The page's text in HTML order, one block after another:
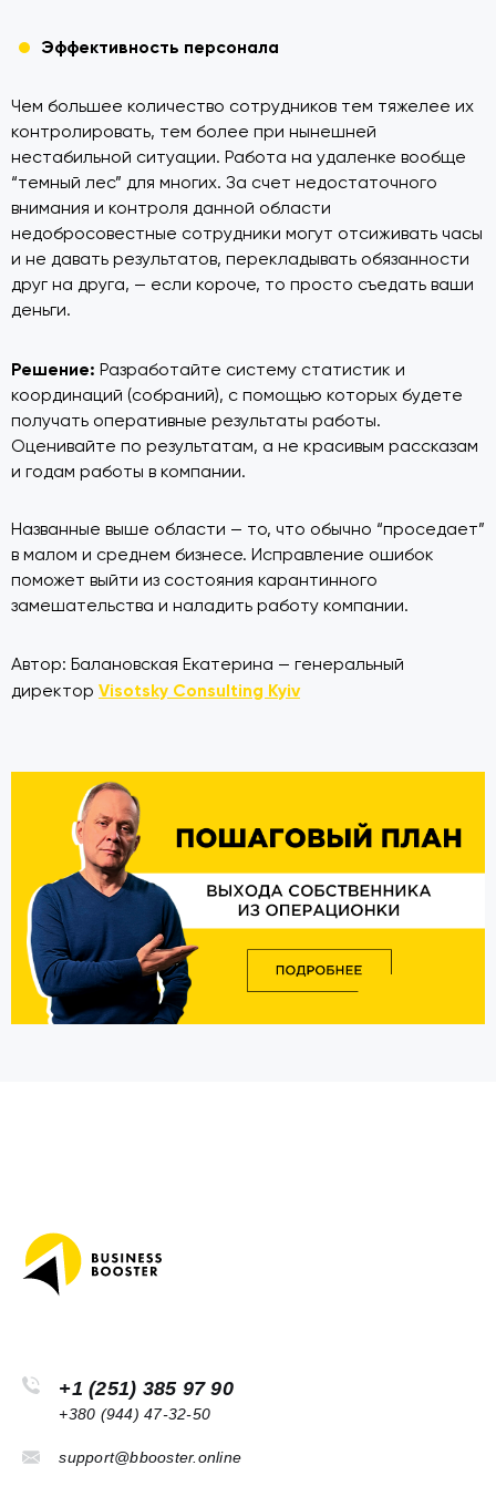
Эффективность персонала
Чем большее количество сотрудников тем тяжелее их
контролировать, тем более при нынешней
нестабильной ситуации. Работа на удаленке вообще
“темный лес” для многих. За счет недостаточного
внимания и контроля данной области
недобросовестные сотрудники могут отсиживать часы
и не давать результатов, перекладывать обязанности
друг на друга, — если короче, то просто съедать ваши
деньги.
Решение: Разработайте систему статистик и
координаций (собраний), с помощью которых будете
получать оперативные результаты работы.
Оценивайте по результатам, а не красивым рассказам
и годам работы в компании.
Названные выше области — то, что обычно “проседает”
в малом и среднем бизнесе. Исправление ошибок
поможет выйти из состояния карантинного
замешательства и наладить работу компании.
Автор: Балановская Екатерина — генеральный
директор Visotsky Consulting Kyiv
+1 (251) 385 97 90
+380 (944) 47-32-50
support@bbooster.online